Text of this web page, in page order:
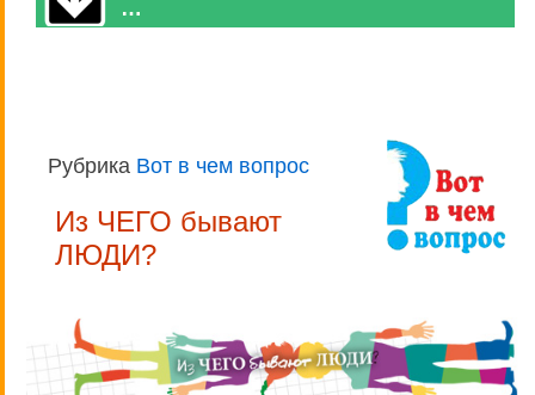
…
Рубрика Вот в чем вопрос
Из ЧЕГО бывают
ЛЮДИ?